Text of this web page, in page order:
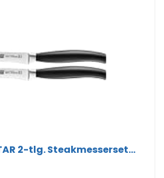
2-tlg. Steakmesserset...